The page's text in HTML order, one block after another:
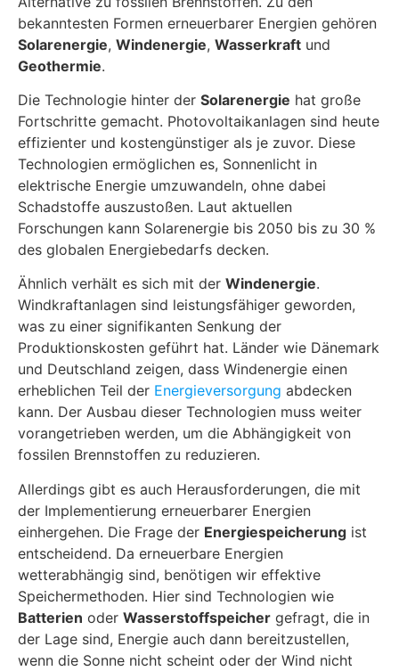
bekanntesten Formen erneuerbarer Energien gehören
Solarenergie, Windenergie, Wasserkraft und
Geothermie.
Die Technologie hinter der Solarenergie hat große
Fortschritte gemacht. Photovoltaikanlagen sind heute
effizienter und kostengünstiger als je zuvor. Diese
Technologien ermöglichen es, Sonnenlicht in
elektrische Energie umzuwandeln, ohne dabei
Schadstoffe auszustoßen. Laut aktuellen
Forschungen kann Solarenergie bis 2050 bis zu 30 %
des globalen Energiebedarfs decken.
Ähnlich verhält es sich mit der Windenergie.
Windkraftanlagen sind leistungsfähiger geworden,
was zu einer signifikanten Senkung der
Produktionskosten geführt hat. Länder wie Dänemark
und Deutschland zeigen, dass Windenergie einen
erheblichen Teil der Energieversorgung abdecken
kann. Der Ausbau dieser Technologien muss weiter
vorangetrieben werden, um die Abhängigkeit von
fossilen Brennstoffen zu reduzieren.
Allerdings gibt es auch Herausforderungen, die mit
der Implementierung erneuerbarer Energien
einhergehen. Die Frage der Energiespeicherung ist
entscheidend. Da erneuerbare Energien
wetterabhängig sind, benötigen wir effektive
Speichermethoden. Hier sind Technologien wie
Batterien oder Wasserstoffspeicher gefragt, die in
der Lage sind, Energie auch dann bereitzustellen,
wenn die Sonne nicht scheint oder der Wind nicht